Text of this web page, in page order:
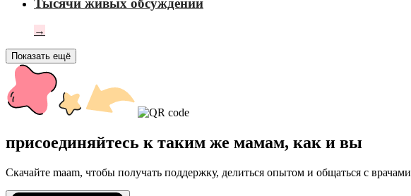
Тысячи живых обсуждений
→
Показать ещё
присоединяйтесь к таким же мамам, как и вы
Скачайте maam, чтобы получать поддержку, делиться опытом и общаться с врачами